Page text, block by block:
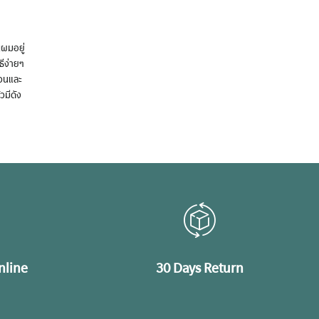
ผมอยู่
ง่ายๆ
และ
มีดัง
30 Days Return